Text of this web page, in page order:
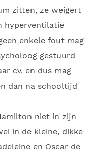
zitten, ze weigert
hyperventilatie
enkele fout mag
gestuurd
cv, en dus mag
dan na schooltijd
niet in zijn
in de kleine, dikke
en Oscar de